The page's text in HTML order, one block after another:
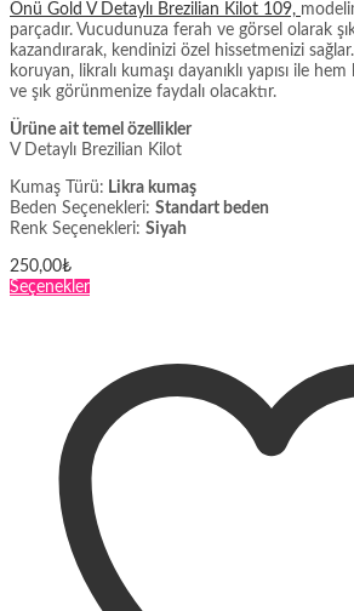
Önü Gold V Detaylı Brezilian Kilot 109,
parçadır. Vucudunuza ferah ve görsel olarak
kazandırarak, kendinizi özel hissetmenizi
koruyan, likralı kumaşı dayanıklı yapısı ile
ve şık görünmenize faydalı olacaktır.
Ürüne ait temel özellikler
V Detaylı Brezilian Kilot
Kumaş Türü: Likra kumaş
Beden Seçenekleri: Standart beden
Renk Seçenekleri: Siyah
250,00₺
SeçeneklerBu
varyasyonu
var.
Seçenekler
ürün
sayfasından
seçilebilir